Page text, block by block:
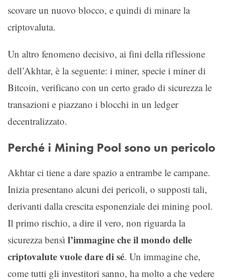
scovare un nuovo blocco, e quindi di minare la
criptovaluta.
Un altro fenomeno decisivo, ai fini della riflessione
dell’Akhtar, è la seguente: i miner, specie i miner di
Bitcoin, verificano con un certo grado di sicurezza le
transazioni e piazzano i blocchi in un ledger
decentralizzato.
Perché i Mining Pool sono un pericolo
Akhtar ci tiene a dare spazio a entrambe le campane.
Inizia presentano alcuni dei pericoli, o supposti tali,
derivanti dalla crescita esponenziale dei mining pool.
Il primo rischio, a dire il vero, non riguarda la
sicurezza bensì l’immagine che il mondo delle
criptovalute vuole dare di sé. Un immagine che,
come tutti gli investitori sanno, ha molto a che vedere